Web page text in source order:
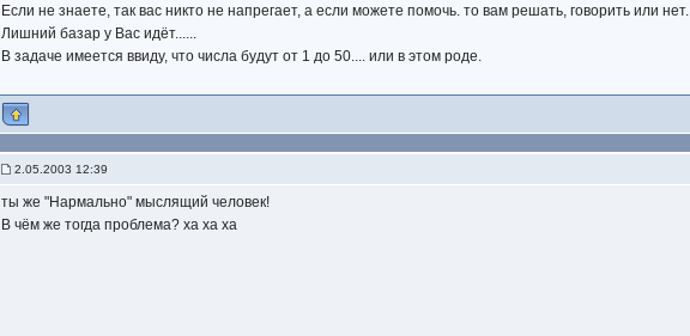
Если не знаете, так вас никто не напрегает, а если можете помочь. то вам решать, говорить или нет.
Лишний базар у Вас идёт......
В задаче имеется ввиду, что числа будут от 1 до 50.... или в этом роде.
2.05.2003 12:39
ты же "Нармально" мыслящий человек!
В чём же тогда проблема? ха ха ха